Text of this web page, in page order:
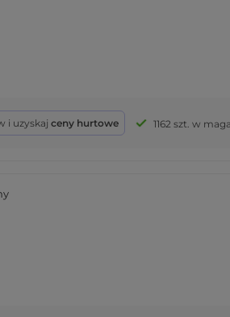
i uzyskaj ceny hurtowe 1162 szt. w